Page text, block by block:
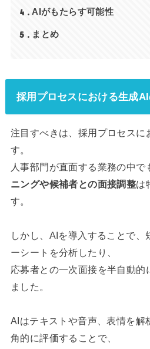
4 AIがもたらす可能性
5 まとめ
採用プロセスにおける生成AI
注目すべきは、採用プロセスに
す。
人事部門が直面する業務の中で
ニングや候補者との面接調整は
す。
しかし、AIを導入することで、
ーシートを分析したり、
応募者との一次面接を半自動的
ました。
AIはテキストや音声、表情を解
角的に評価することで、